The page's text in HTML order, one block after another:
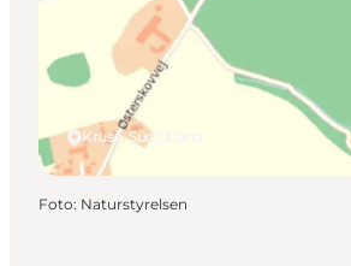
Kruså, Südjütland
Foto: Naturstyrelsen